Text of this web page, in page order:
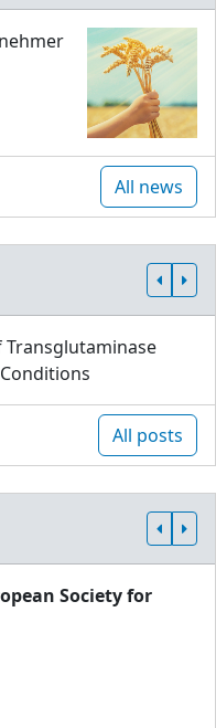
All news
Transglutaminase
All posts
Society for